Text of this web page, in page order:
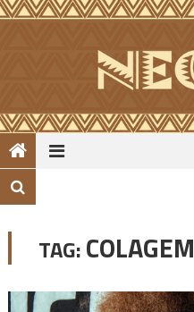
Skip
TAG:COLAGEM